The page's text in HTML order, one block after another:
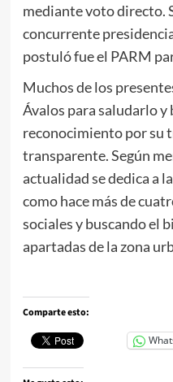
mediante voto directo.
concurrente
postuló fue el PARM
Muchos de los
Ávalos para saludarlo y
reconocimiento por su
transparente. Según
actualidad se dedica a
como hace más de
sociales y buscando el
apartadas de la zona
Comparte esto: